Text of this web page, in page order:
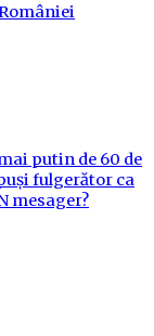
putin de 60 de
fulgerător ca
mesager?